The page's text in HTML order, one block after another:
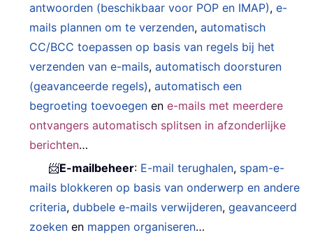
antwoorden (beschikbaar voor POP en IMAP),e-
mails plannen om te verzenden,automatisch
CC/BCC toepassen op basis van regels bij het
verzenden van e-mails,automatisch doorsturen
(geavanceerde regels),automatisch een
begroeting toevoegen ene-mails met meerdere
ontvangers automatisch splitsen in afzonderlijke
berichten…
📨E-mailbeheer: E-mail terughalen, spam-e-
mails blokkeren op basis van onderwerp en andere
criteria,dubbele e-mails verwijderen,geavanceerd
zoeken en mappen organiseren…